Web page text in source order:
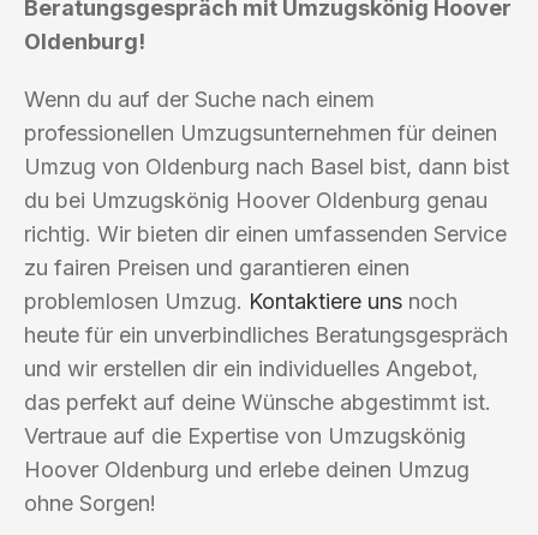
Beratungsgespräch mit Umzugskönig Hoover
Oldenburg!
Wenn du auf der Suche nach einem
professionellen Umzugsunternehmen für deinen
Umzug von Oldenburg nach Basel bist, dann bist
du bei Umzugskönig Hoover Oldenburg genau
richtig. Wir bieten dir einen umfassenden Service
zu fairen Preisen und garantieren einen
problemlosen Umzug. Kontaktiere uns noch
heute für ein unverbindliches Beratungsgespräch
und wir erstellen dir ein individuelles Angebot,
das perfekt auf deine Wünsche abgestimmt ist.
Vertraue auf die Expertise von Umzugskönig
Hoover Oldenburg und erlebe deinen Umzug
ohne Sorgen!